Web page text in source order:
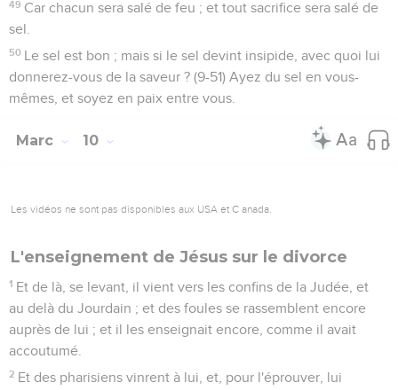
49 Car chacun sera salé de feu ; et tout sacrifice sera salé de
sel.
50 Le sel est bon ; mais si le sel devint insipide, avec quoi lui
donnerez-vous de la saveur ? (9-51) Ayez du sel en vous-
mêmes, et soyez en paix entre vous.
Marc 10
Les vidéos ne sont pas disponibles aux USA et C anada.
L'enseignement de Jésus sur le divorce
1 Et de là, se levant, il vient vers les confins de la Judée, et
au delà du Jourdain ; et des foules se rassemblent encore
auprès de lui ; et il les enseignait encore, comme il avait
accoutumé.
2 Et des pharisiens vinrent à lui, et, pour l'éprouver, lui